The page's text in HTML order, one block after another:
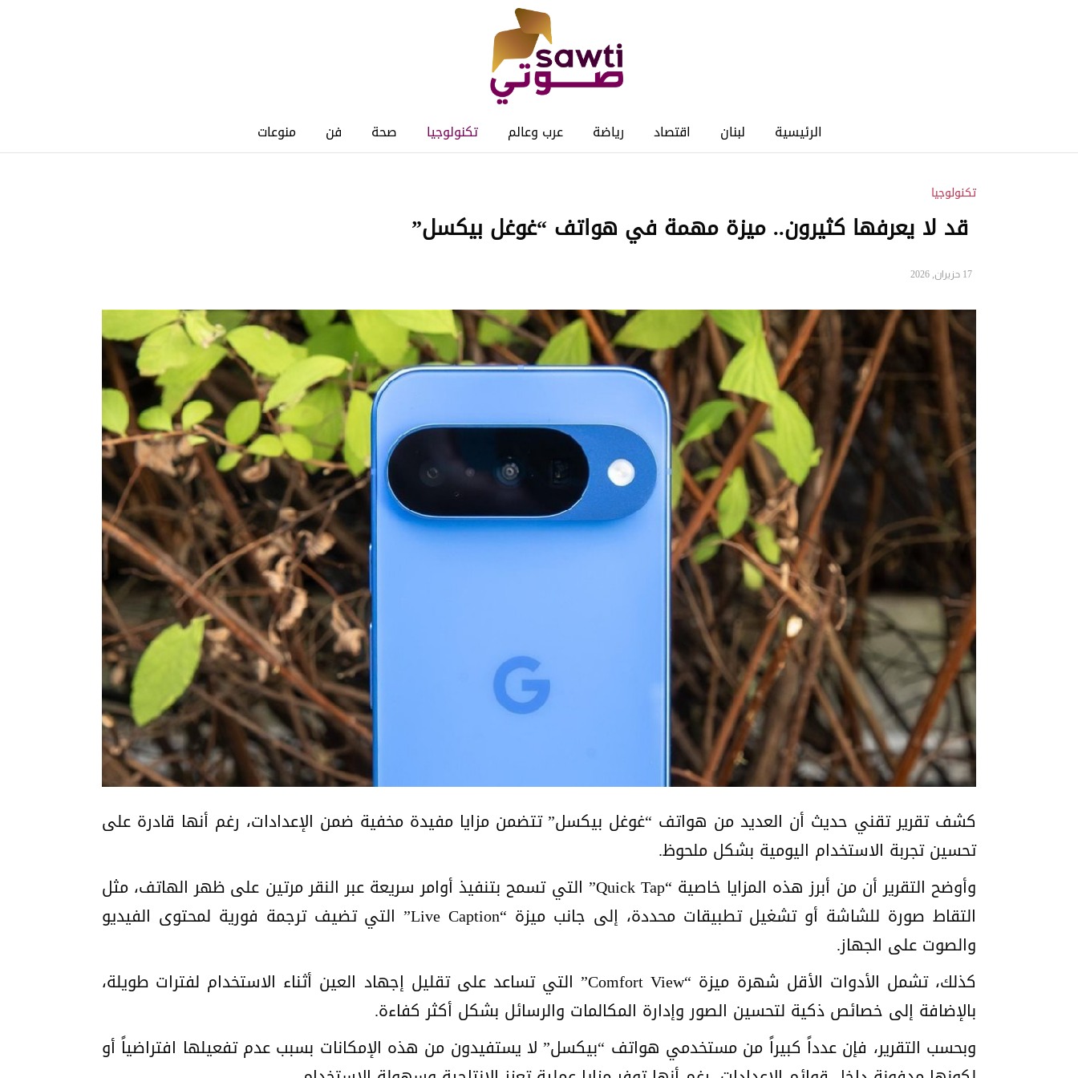
الرئيسية لبنان اقتصاد رياضة عرب وعالم تكنولوجيا صحة فن منوعات
تكنولوجيا
قد لا يعرفها كثيرون.. ميزة مهمة في هواتف “غوغل بيكسل”
17 حزيران, 2026
كشف تقرير تقني حديث أن العديد من هواتف “غوغل بيكسل” تتضمن مزايا مفيدة مخفية ضمن الإعدادات، رغم أنها قادرة على
تحسين تجربة الاستخدام اليومية بشكل ملحوظ.
وأوضح التقرير أن من أبرز هذه المزايا خاصية “Quick Tap” التي تسمح بتنفيذ أوامر سريعة عبر النقر مرتين على ظهر الهاتف، مثل
التقاط صورة للشاشة أو تشغيل تطبيقات محددة، إلى جانب ميزة “Live Caption” التي تضيف ترجمة فورية لمحتوى الفيديو
والصوت على الجهاز.
كذلك، تشمل الأدوات الأقل شهرة ميزة “Comfort View” التي تساعد على تقليل إجهاد العين أثناء الاستخدام لفترات طويلة،
بالإضافة إلى خصائص ذكية لتحسين الصور وإدارة المكالمات والرسائل بشكل أكثر كفاءة.
وبحسب التقرير، فإن عدداً كبيراً من مستخدمي هواتف “بيكسل” لا يستفيدون من هذه الإمكانات بسبب عدم تفعيلها افتراضياً أو